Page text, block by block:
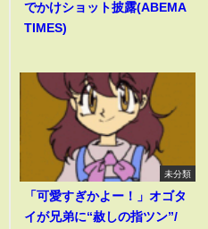
でかけショット披露(ABEMA
TIMES)
未分類
「可愛すぎかよー！」オゴタ
イが兄弟に“赦しの指ツン”/